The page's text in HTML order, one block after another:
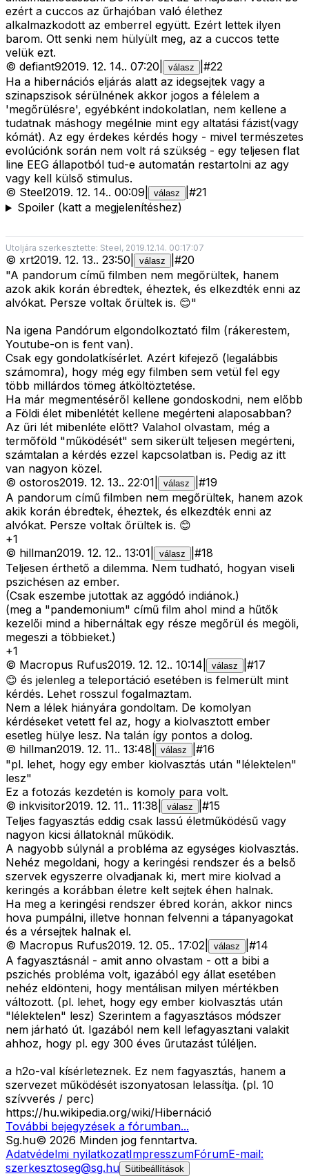
ezért a cuccos az űrhajóban való élethez
alkalmazkodott az emberrel együtt. Ezért lettek ilyen
barom. Ott senki nem hülyült meg, az a cuccos tette
velük ezt.
© defiant92019. 12. 14.. 07:20 válasz #22
Ha a hibernációs eljárás alatt az idegsejtek vagy a
szinapszisok sérülnének akkor jogos a félelem a
'megőrülésre', egyébként indokolatlan, nem kellene a
tudatnak máshogy megélnie mint egy altatási fázist(vagy
kómát). Az egy érdekes kérdés hogy - mivel természetes
evolúciónk során nem volt rá szükség - egy teljesen flat
line EEG állapotból tud-e automatán restartolni az agy
vagy kell külső stimulus.
© Steel2019. 12. 14.. 00:09 válasz #21
Spoiler (katt a megjelenítéshez)
Utoljára szerkesztette: Steel, 2019.12.14. 00:17:07
© xrt2019. 12. 13.. 23:50 válasz #20
"A pandorum című filmben nem megőrültek, hanem
azok akik korán ébredtek, éheztek, és elkezdték enni az
alvókat. Persze voltak őrültek is. 😊"
Na igena Pandórum elgondolkoztató film (rákerestem,
Youtube-on is fent van).
Csak egy gondolatkísérlet. Azért kifejező (legalábbis
számomra), hogy még egy filmben sem vetül fel egy
több millárdos tömeg átköltöztetése.
Ha már megmentéséről kellene gondoskodni, nem előbb
a Földi élet mibenlétét kellene megérteni alaposabban?
Az űri lét mibenléte előtt? Valahol olvastam, még a
termőföld "működését" sem sikerült teljesen megérteni,
számtalan a kérdés ezzel kapcsolatban is. Pedig az itt
van nagyon közel.
© ostoros2019. 12. 13.. 22:01 válasz #19
A pandorum című filmben nem megőrültek, hanem azok
akik korán ébredtek, éheztek, és elkezdték enni az
alvókat. Persze voltak őrültek is. 😊
+1
© hillman2019. 12. 12.. 13:01 válasz #18
Teljesen érthető a dilemma. Nem tudható, hogyan viseli
pszichésen az ember.
(Csak eszembe jutottak az aggódó indiánok.)
(meg a "pandemonium" című film ahol mind a hűtők
kezelői mind a hibernáltak egy része megőrül és megöli,
megeszi a többieket.)
+1
© Macropus Rufus2019. 12. 12.. 10:14 válasz #17
😊 és jelenleg a teleportáció esetében is felmerült mint
kérdés. Lehet rosszul fogalmaztam.
Nem a lélek hiányára gondoltam. De komolyan
kérdéseket vetett fel az, hogy a kiolvasztott ember
esetleg hülye lesz. Na talán így pontos a dolog.
© hillman2019. 12. 11.. 13:48 válasz #16
"pl. lehet, hogy egy ember kiolvasztás után "lélektelen"
lesz"
Ez a fotozás kezdetén is komoly para volt.
© inkvisitor2019. 12. 11.. 11:38 válasz #15
Teljes fagyasztás eddig csak lassú életműködésű vagy
nagyon kicsi állatoknál működik.
A nagyobb súlynál a probléma az egységes kiolvasztás.
Nehéz megoldani, hogy a keringési rendszer és a belső
szervek egyszerre olvadjanak ki, mert mire kiolvad a
keringés a korábban életre kelt sejtek éhen halnak.
Ha meg a keringési rendszer ébred korán, akkor nincs
hova pumpálni, illetve honnan felvenni a tápanyagokat
és a vérsejtek halnak el.
© Macropus Rufus2019. 12. 05.. 17:02 válasz #14
A fagyasztásnál - amit anno olvastam - ott a bibi a
pszichés probléma volt, igazából egy állat esetében
nehéz eldönteni, hogy mentálisan milyen mértékben
változott. (pl. lehet, hogy egy ember kiolvasztás után
"lélektelen" lesz) Szerintem a fagyasztásos módszer
nem járható út. Igazából nem kell lefagyasztani valakit
ahhoz, hogy pl. egy 300 éves űrutazást túléljen.
a h2o-val kísérleteznek. Ez nem fagyasztás, hanem a
szervezet működését iszonyatosan lelassítja. (pl. 10
szívverés / perc)
https://hu.wikipedia.org/wiki/Hibernáció
További bejegyzések a fórumban...
Sg.hu© 2026 Minden jog fenntartva.
Adatvédelmi nyilatkozatImpresszumFórumE-mail:
szerkesztoseg@sg.hu Sütibeállítások